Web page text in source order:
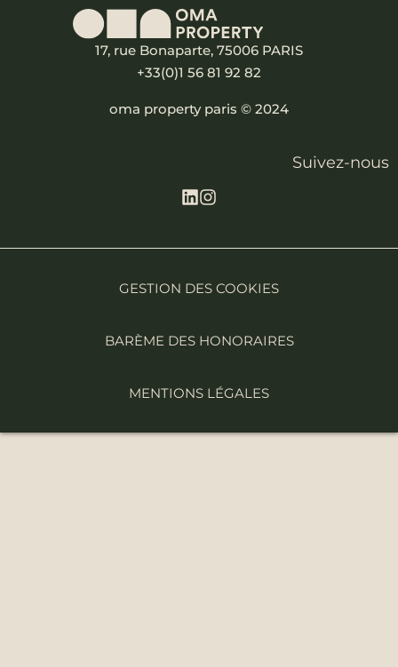
17, rue Bonaparte, 75006 PARIS
+33(0)1 56 81 92 82
oma property paris © 2024
Suivez-nous
GESTION DES COOKIES
BARÈME DES HONORAIRES
MENTIONS LÉGALES